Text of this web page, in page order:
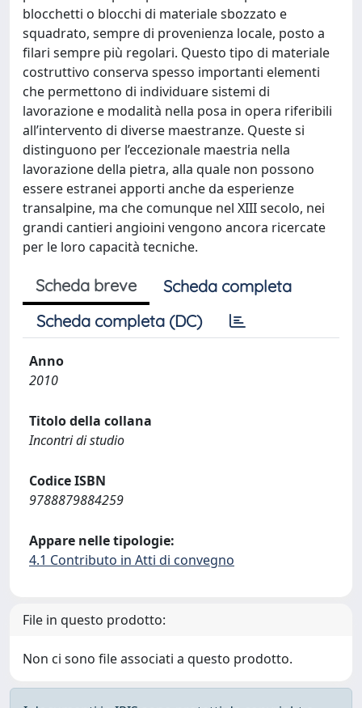
blocchetti o blocchi di materiale sbozzato e
squadrato, sempre di provenienza locale, posto a
filari sempre più regolari. Questo tipo di materiale
costruttivo conserva spesso importanti elementi
che permettono di individuare sistemi di
lavorazione e modalità nella posa in opera riferibili
all’intervento di diverse maestranze. Queste si
distinguono per l’eccezionale maestria nella
lavorazione della pietra, alla quale non possono
essere estranei apporti anche da esperienze
transalpine, ma che comunque nel XIII secolo, nei
grandi cantieri angioini vengono ancora ricercate
per le loro capacità tecniche.
Scheda breve
Scheda completa
Scheda completa (DC)
Anno
2010
Titolo della collana
Incontri di studio
Codice ISBN
9788879884259
Appare nelle tipologie:
4.1 Contributo in Atti di convegno
File in questo prodotto:
Non ci sono file associati a questo prodotto.